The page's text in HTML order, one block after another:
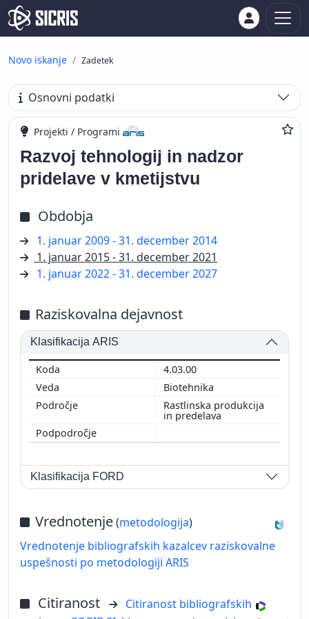
Novo iskanje Zadetek
Osnovni podatki
Projekti / Programi
Razvoj tehnologij in nadzor
pridelave v kmetijstvu
Obdobja
1. januar 2009 - 31. december 2014
1. januar 2015 - 31. december 2021
1. januar 2022 - 31. december 2027
Raziskovalna dejavnost
Klasifikacija ARIS
4.03.00
Biotehnika
Rastlinska produkcija
in predelava
Klasifikacija FORD
Vrednotenje(metodologija)
Vrednotenje bibliografskih kazalcev raziskovalne
uspešnosti po metodologiji ARIS
Citiranost
Citiranost bibliografskih